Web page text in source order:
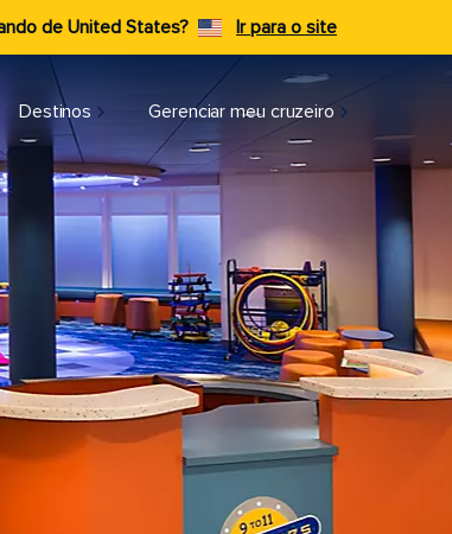
de United States? Ir para o site
Destinos Gerenciar meu cruzeiro